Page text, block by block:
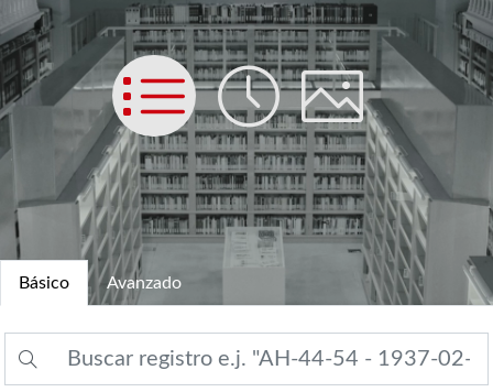
List Time Picture
Básico Avanzado